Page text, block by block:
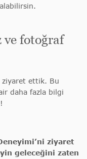
ve fotoğraf
ziyaret ettik. Bu
daha fazla bilgi
ziyaret
geleceğini zaten